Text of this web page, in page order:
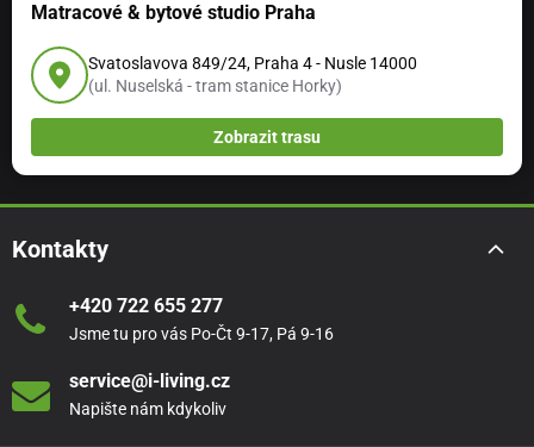
Matracové & bytové studio Praha
Svatoslavova 849/24, Praha 4 - Nusle 14000
(ul. Nuselská - tram stanice Horky)
Zobrazit trasu
Kontakty
+420 722 655 277
Jsme tu pro vás Po-Čt 9-17, Pá 9-16
service@i-living.cz
Napište nám kdykoliv